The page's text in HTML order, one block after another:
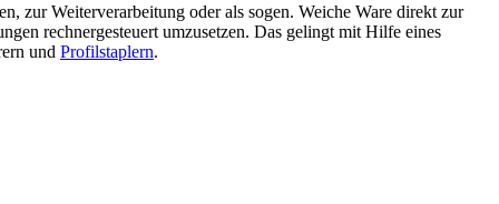
zur Weiterverarbeitung oder als sogen. Weiche Ware direkt zur
rechnergesteuert umzusetzen. Das gelingt mit Hilfe eines
und Profilstaplern.